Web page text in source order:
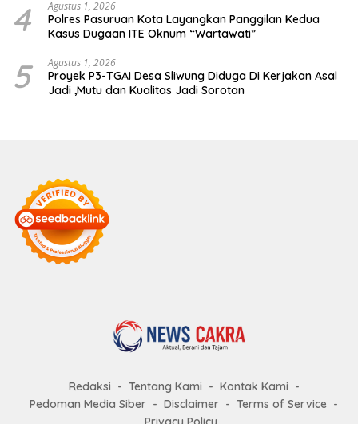
4 Agustus 1, 2026
Polres Pasuruan Kota Layangkan Panggilan Kedua
Kasus Dugaan ITE Oknum “Wartawati”
5 Agustus 1, 2026
Proyek P3-TGAI Desa Sliwung Diduga Di Kerjakan Asal
Jadi ,Mutu dan Kualitas Jadi Sorotan
Redaksi Tentang Kami
Kontak Kami
Pedoman Media Siber
Disclaimer
Terms of Service